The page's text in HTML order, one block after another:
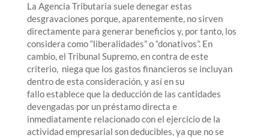
La Agencia Tributaria suele denegar estas
desgravaciones porque, aparentemente, no sirven
directamente para generar beneficios y, por tanto, los
considera como “liberalidades” o “donativos”. En
cambio, el Tribunal Supremo, en contra de este
criterio, niega que los gastos financieros se incluyan
dentro de esta consideración, y así en su
fallo establece que la deducción de las cantidades
devengadas por un préstamo directa e
inmediatamente relacionado con el ejercicio de la
actividad empresarial son deducibles, ya que no se